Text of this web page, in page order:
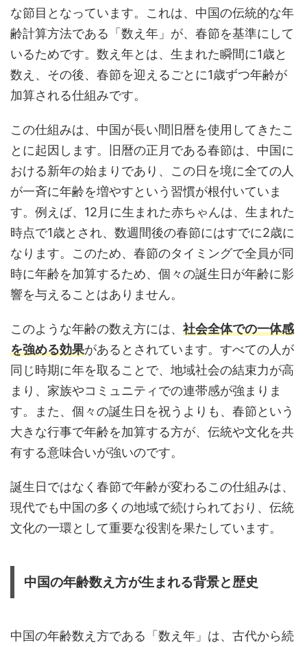
な節目となっています。これは、中国の伝統的な年
齢計算方法である「数え年」が、春節を基準にして
いるためです。数え年とは、生まれた瞬間に1歳と
数え、その後、春節を迎えるごとに1歳ずつ年齢が
加算される仕組みです。
この仕組みは、中国が長い間旧暦を使用してきたこ
とに起因します。旧暦の正月である春節は、中国に
おける新年の始まりであり、この日を境に全ての人
が一斉に年齢を増やすという習慣が根付いていま
す。例えば、12月に生まれた赤ちゃんは、生まれた
時点で1歳とされ、数週間後の春節にはすでに2歳に
なります。このため、春節のタイミングで全員が同
時に年齢を加算するため、個々の誕生日が年齢に影
響を与えることはありません。
このような年齢の数え方には、 社会全体での一体感
を強める効果があるとされています。すべての人が
同じ時期に年を取ることで、地域社会の結束力が高
まり、家族やコミュニティでの連帯感が強まりま
す。また、個々の誕生日を祝うよりも、春節という
大きな行事で年齢を加算する方が、伝統や文化を共
有する意味合いが強いのです。
誕生日ではなく春節で年齢が変わるこの仕組みは、
現代でも中国の多くの地域で続けられており、伝統
文化の一環として重要な役割を果たしています。
中国の年齢数え方が生まれる背景と歴史
中国の年齢数え方である「数え年」は、古代から続